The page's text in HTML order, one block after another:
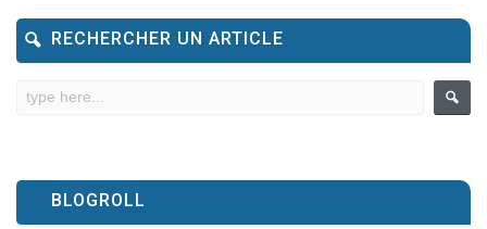
RECHERCHER UN ARTICLE
BLOGROLL